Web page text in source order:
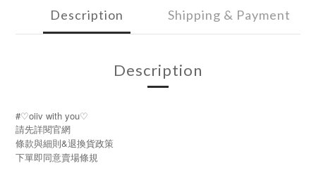
Description Shipping & Payment
Description
#♡oiiv with you♡
請先詳閱官網
條款與細則&退換貨政策
下單即同意賣場條規